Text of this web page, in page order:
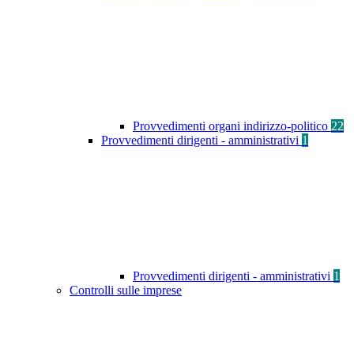
Provvedimenti organi indirizzo-politico 22
Provvedimenti dirigenti - amministrativi 1
Provvedimenti dirigenti - amministrativi 1
Controlli sulle imprese